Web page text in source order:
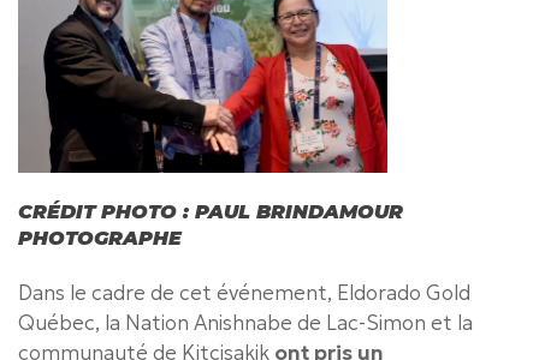
CRÉDIT PHOTO : PAUL BRINDAMOUR
PHOTOGRAPHE
Dans le cadre de cet événement, Eldorado Gold
Québec, la Nation Anishnabe de Lac-Simon et la
communauté de Kitcisakik ont pris un